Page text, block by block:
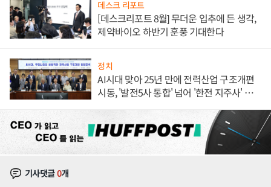
데스크 리포트
[데스크리포트 8월] 무더운 입추에 든 생각,
제약바이오 하반기 훈풍 기대한다
정치
AI시대 맞아 25년 만에 전력산업 구조개편
시동, '발전5사 통합' 넘어 '한전 지주사' 재편
기사댓글0개